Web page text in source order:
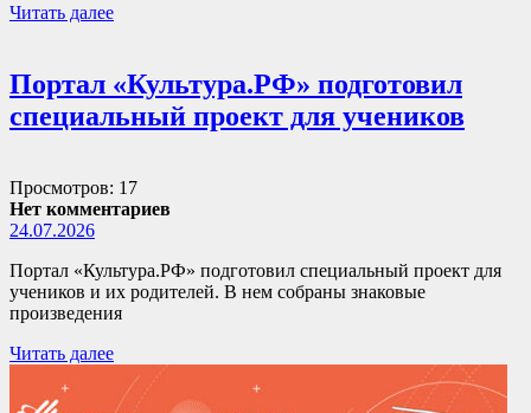
Читать далее
Портал «Культура.РФ» подготовил
специальный проект для учеников
Просмотров: 17
Нет комментариев
24.07.2026
Портал «Культура.РФ» подготовил специальный проект для
учеников и их родителей. В нем собраны знаковые
произведения
Читать далее